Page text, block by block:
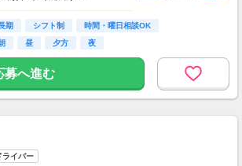
後に3万円」or「1年後に10
20万円」選べます！
ートや個数は調整可能！
件もあり！
の翌週にお支払い）
いご相談OK
稼働分のみ）
期 シフト制
時間・曜日相談OK
昼 夕方 夜
募へ進む
ライバー